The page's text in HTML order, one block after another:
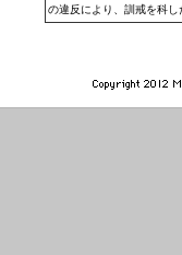
の違反により、訓戒を科し